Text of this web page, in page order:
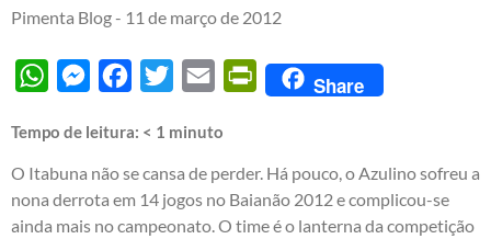
Pimenta Blog - 11 de março de 2012
WhatsAppMessengerFacebook
Twitter Email PrintFriendly
Share
Tempo de leitura: < 1 minuto
O Itabuna não se cansa de perder. Há pouco, o Azulino sofreu a
nona derrota em 14 jogos no Baianão 2012 e complicou-se
ainda mais no campeonato. O time é o lanterna da competição